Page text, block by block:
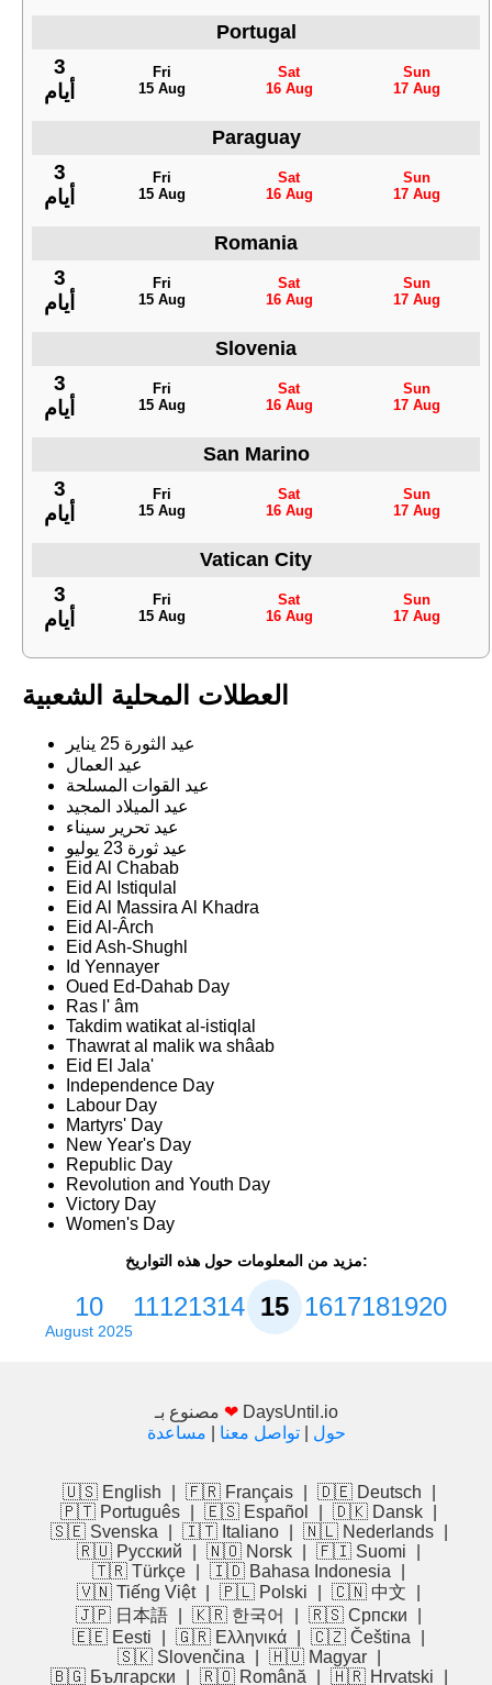
Portugal
3
أيام
Fri
15 Aug
Sat
16 Aug
Sun
17 Aug
Paraguay
3
أيام
Fri
15 Aug
Sat
16 Aug
Sun
17 Aug
Romania
3
أيام
Fri
15 Aug
Sat
16 Aug
Sun
17 Aug
Slovenia
3
أيام
Fri
15 Aug
Sat
16 Aug
Sun
17 Aug
San Marino
3
أيام
Fri
15 Aug
Sat
16 Aug
Sun
17 Aug
Vatican City
3
أيام
Fri
15 Aug
Sat
16 Aug
Sun
17 Aug
العطلات المحلية الشعبية
عيد الثورة 25 يناير
عيد العمال
عيد القوات المسلحة
عيد الميلاد المجيد
عيد تحرير سيناء
عيد ثورة 23 يوليو
Eid Al Chabab
Eid Al Istiqulal
Eid Al Massira Al Khadra
Eid Al-Ârch
Eid Ash-Shughl
Id Yennayer
Oued Ed-Dahab Day
Ras l' âm
Takdim watikat al-istiqlal
Thawrat al malik wa shâab
Eid El Jala'
Independence Day
Labour Day
Martyrs' Day
New Year's Day
Republic Day
Revolution and Youth Day
Victory Day
Women's Day
مزيد من المعلومات حول هذه التواريخ:
10
August 2025
11121314151617181920
❤ DaysUntil.io
حول |تواصل معنا مساعدة
🇺🇸 English 🇫🇷 Français 🇩🇪 Deutsch
🇵🇹 Português
🇪🇸 Español 🇩🇰 Dansk
🇸🇪 Svenska
🇮🇹 Italiano 🇳🇱 Nederlands
🇷🇺 Русский
🇳🇴 Norsk 🇫🇮 Suomi
🇹🇷 Türkçe
🇮🇩 Bahasa Indonesia
🇻🇳 Tiếng Việt
🇵🇱 Polski 🇨🇳 中文
🇯🇵 日本語
🇰🇷 한국어 🇷🇸 Српски
🇪🇪 Eesti
🇬🇷 Ελληνικά 🇨🇿 Čeština
🇸🇰 Slovenčina
🇭🇺 Magyar
🇧🇬 Български
🇷🇴 Română 🇭🇷 Hrvatski